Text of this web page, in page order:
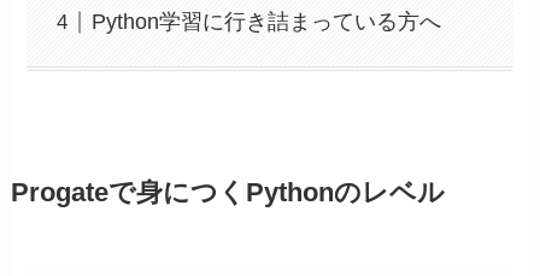
Python学習に行き詰まっている方へ
Progateで身につくPythonのレベル